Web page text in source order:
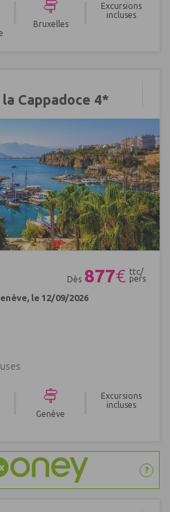
Bruxelles
Excursions
incluses
Cappadoce 4*
Dès 877€ ttc/
pers
le 12/09/2026
Genève
Excursions
incluses
?